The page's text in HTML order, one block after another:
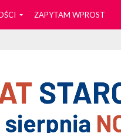
ZAPYTAM WPROST